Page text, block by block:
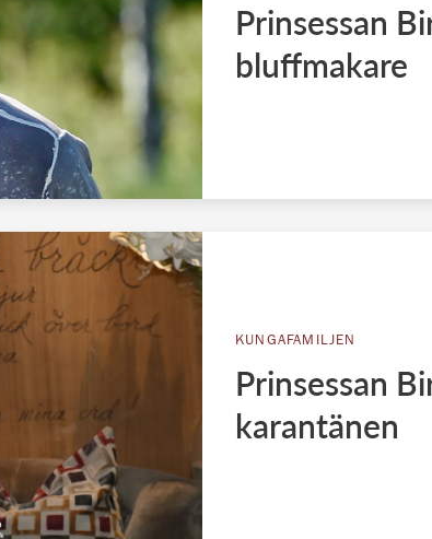
Prinsessan
bluffmakare
KUNGAFAMILJEN
Prinsessan
karantänen